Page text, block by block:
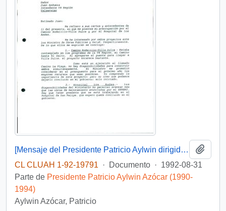
[Mensaje del Presidente Patricio Aylwin dirigido al Intendente de la Región de Valparaíso]
CL CLUAH 1-92-19791
· Documento · 1992-08-31
Parte de Presidente Patricio Aylwin Azócar (1990-
1994)
Aylwin Azócar, Patricio